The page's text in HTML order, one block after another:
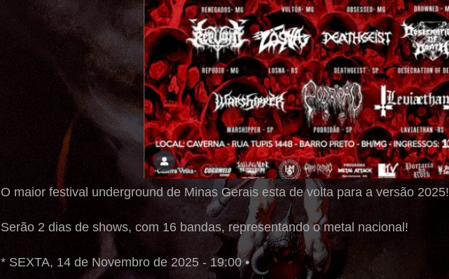
O maior festival underground de Minas Gerais esta de volta para a versão 2025!
Serão 2 dias de shows, com 16 bandas, representando o metal nacional!
* SEXTA, 14 de Novembro de 2025 - 19:00 •